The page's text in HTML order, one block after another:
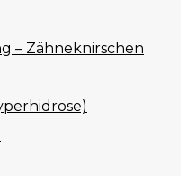
– Zähneknirschen